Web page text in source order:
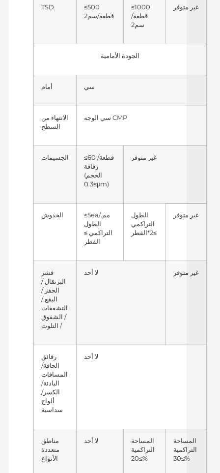
TSD
≤500
قطعة/سم2
≤1000
قطعة/
غير متوفر
الجودة الأمامية
أمام سي
الانتهاء من
السطح
سي الوجه CMP
الجسيمات
≤60 قطعة/
رقاقة
(الحجم
≥0.3μm)
غير متوفر
الخدوش
≤5ea/مم.
الطول
التراكمي ≥
الطول
التراكمي
≥2*القطر
غير متوفر
قشر
البرتقال /
الحفر /
البقع /
التشققات
/ الشقوق
/ التلوث
لا أحد غير متوفر
رقائق
الحافة/
المسافات
البادئة/
الكسر/
ألواح
سداسية
لا أحد
مناطق
متعددة
الأنواع
لا أحد
المساحة
التراكمية
≥20%
المساحة
التراكمية
≥30%